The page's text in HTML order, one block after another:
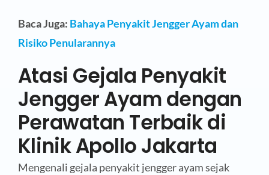
Baca Juga: Bahaya Penyakit Jengger Ayam dan
Risiko Penularannya
Atasi Gejala Penyakit
Jengger Ayam dengan
Perawatan Terbaik di
Klinik Apollo Jakarta
Mengenali gejala penyakit jengger ayam sejak